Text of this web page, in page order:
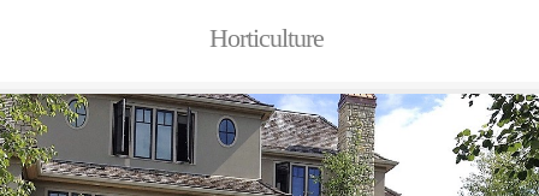
Horticulture